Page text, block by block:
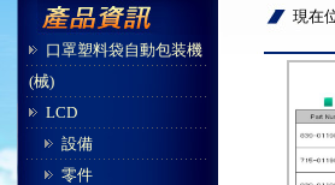
口罩塑料袋自動包装機
(械)
LCD
設備
零件
現在